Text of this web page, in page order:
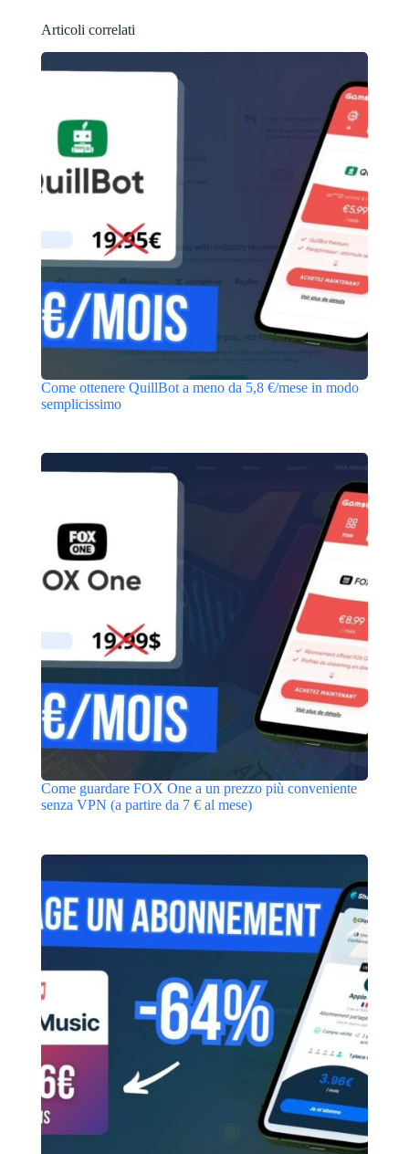
Articoli correlati
Come ottenere QuillBot a meno da 5,8 €/mese in modo
semplicissimo
Come guardare FOX One a un prezzo più conveniente
senza VPN (a partire da 7 € al mese)